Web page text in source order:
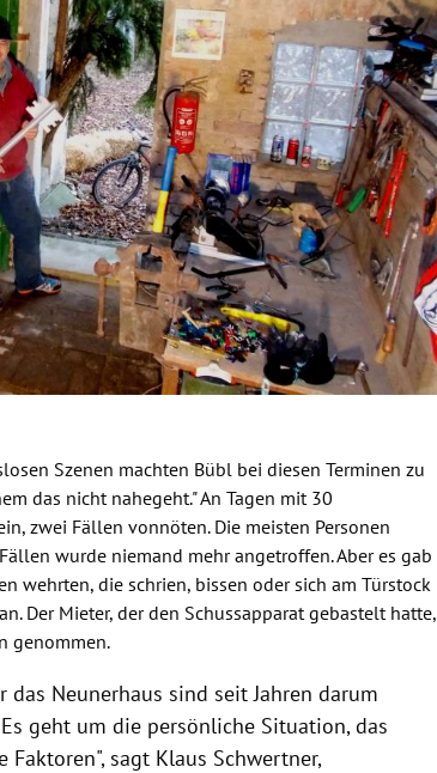
Szenen machten Bübl bei diesen Terminen zu
das nicht nahegeht." An Tagen mit 30
zwei Fällen vonnöten. Die meisten Personen
wurde niemand mehr angetroffen. Aber es gab
wehrten, die schrien, bissen oder sich am Türstock
Der Mieter, der den Schussapparat gebastelt hatte,
genommen.
das Neunerhaus sind seit Jahren darum
geht um die persönliche Situation, das
Faktoren", sagt Klaus Schwertner,